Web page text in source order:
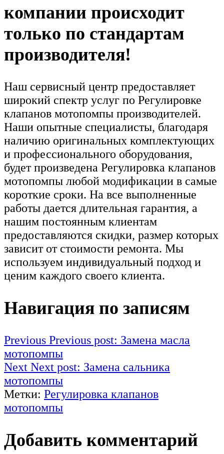
компании происходит
только по стандартам
производителя!
Наш сервисный центр предоставляет
широкий спектр услуг по Регулировке
клапанов мотопомпы производителей.
Наши опытные специалисты, благодаря
наличию оригинальных комплектующих
и профессионального оборудования,
будет произведена Регулировка клапанов
мотопомпы любой модификации в самые
короткие сроки. На все выполненные
работы дается длительная гарантия, а
нашим постоянным клиентам
предоставляются скидки, размер которых
зависит от стоимости ремонта. Мы
используем индивидуальный подход и
ценим каждого своего клиента.
Навигация по записям
Previous Previous post: Замена масла
мотопомпы
Next Next post: Замена сальника
мотопомпы
Метки: Регулировка клапанов
мотопомпы
Добавить комментарий